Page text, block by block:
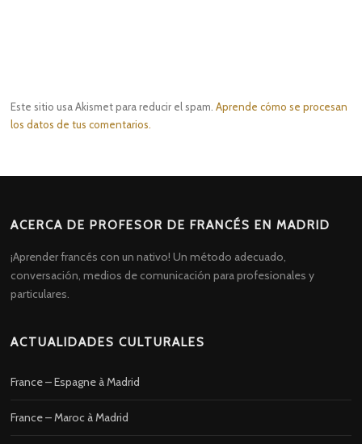
Este sitio usa Akismet para reducir el spam.Aprende cómo se procesan
los datos de tus comentarios.
ACERCA DE PROFESOR DE FRANCÉS EN MADRID
¡Aprender francés con un nativo! Un método adecuado,
conversación, medios de comunicación para profesionales y
particulares.
ACTUALIDADES CULTURALES
France – Espagne à Madrid
France – Maroc à Madrid